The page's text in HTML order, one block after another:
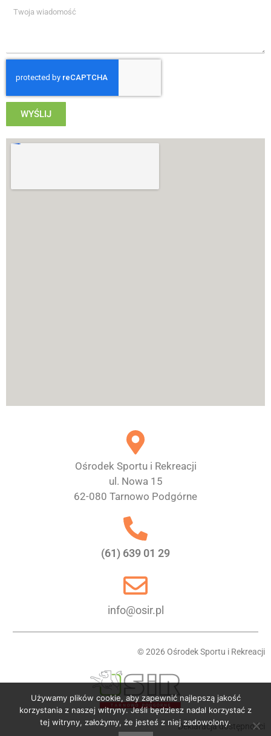
WYŚLIJ
Ośrodek Sportu i Rekreacji
ul. Nowa 15
62-080 Tarnowo Podgórne
(61) 639 01 29
info@osir.pl
© 2026 Ośrodek Sportu i Rekreacji
Deklaracja dostępności
Używamy plików cookie, aby zapewnić najlepszą jakość
korzystania z naszej witryny. Jeśli będziesz nadal korzystać z
tej witryny, założymy, że jesteś z niej zadowolony.